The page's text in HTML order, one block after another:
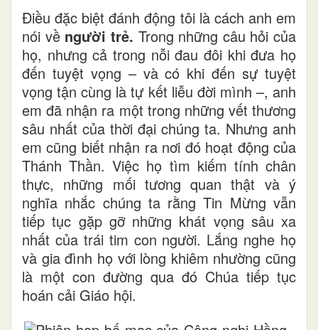
Điều đặc biệt đánh động tôi là cách anh em
nói về người trẻ. Trong những câu hỏi của
họ, nhưng cả trong nỗi đau đôi khi đưa họ
đến tuyệt vọng – và có khi đến sự tuyệt
vọng tận cùng là tự kết liễu đời mình –, anh
em đã nhận ra một trong những vết thương
sâu nhất của thời đại chúng ta. Nhưng anh
em cũng biết nhận ra nơi đó hoạt động của
Thánh Thần. Việc họ tìm kiếm tính chân
thực, những mối tương quan thật và ý
nghĩa nhắc chúng ta rằng Tin Mừng vẫn
tiếp tục gặp gỡ những khát vọng sâu xa
nhất của trái tim con người. Lắng nghe họ
và gia đình họ với lòng khiêm nhường cũng
là một con đường qua đó Chúa tiếp tục
hoán cải Giáo hội.